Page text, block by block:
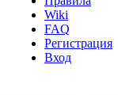
Wiki
FAQ
Регистрация
Вход